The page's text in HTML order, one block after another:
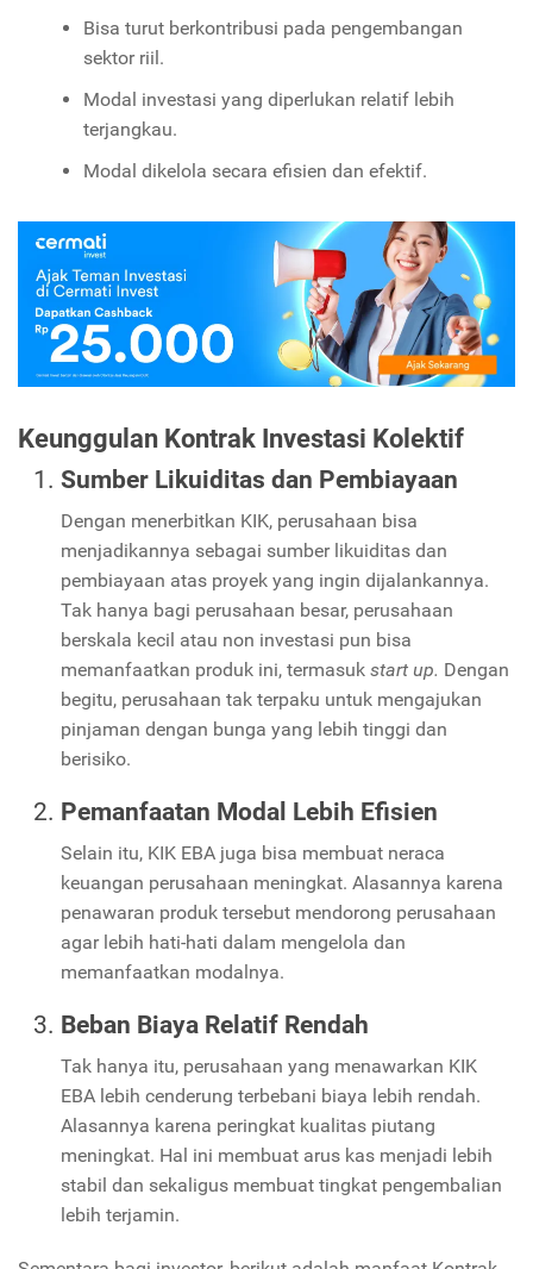
Bisa turut berkontribusi pada pengembangan
sektor riil.
Modal investasi yang diperlukan relatif lebih
terjangkau.
Modal dikelola secara efisien dan efektif.
Keunggulan Kontrak Investasi Kolektif
Sumber Likuiditas dan Pembiayaan
Dengan menerbitkan KIK, perusahaan bisa
menjadikannya sebagai sumber likuiditas dan
pembiayaan atas proyek yang ingin dijalankannya.
Tak hanya bagi perusahaan besar, perusahaan
berskala kecil atau non investasi pun bisa
memanfaatkan produk ini, termasuk start up. Dengan
begitu, perusahaan tak terpaku untuk mengajukan
pinjaman dengan bunga yang lebih tinggi dan
berisiko.
Pemanfaatan Modal Lebih Efisien
Selain itu, KIK EBA juga bisa membuat neraca
keuangan perusahaan meningkat. Alasannya karena
penawaran produk tersebut mendorong perusahaan
agar lebih hati-hati dalam mengelola dan
memanfaatkan modalnya.
Beban Biaya Relatif Rendah
Tak hanya itu, perusahaan yang menawarkan KIK
EBA lebih cenderung terbebani biaya lebih rendah.
Alasannya karena peringkat kualitas piutang
meningkat. Hal ini membuat arus kas menjadi lebih
stabil dan sekaligus membuat tingkat pengembalian
lebih terjamin.